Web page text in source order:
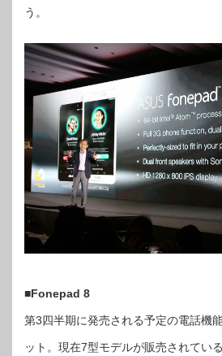
う。
■Fonepad 8
第3四半期に発売される予定の電話機
ット。現在7型モデルが販売されてい